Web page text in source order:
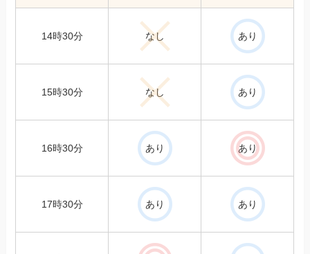
14時30分 なし あり
15時30分 なし あり
16時30分 あり あり
17時30分 あり あり